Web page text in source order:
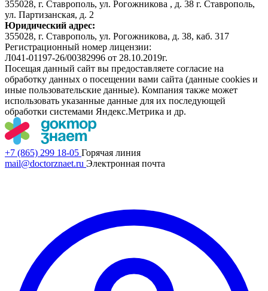
355028, г. Ставрополь, ул. Рогожникова , д. 38 г. Ставрополь,
ул. Партизанская, д. 2
Юридический адрес:
355028, г. Ставрополь, ул. Рогожникова, д. 38, каб. 317
Регистрационный номер лицензии:
Л041-01197-26/00382996 от 28.10.2019г.
Посещая данный сайт вы предоставляете согласие на
обработку данных о посещении вами сайта (данные cookies и
иные пользовательские данные). Компания также может
использовать указанные данные для их последующей
обработки системами Яндекс.Метрика и др.
+7 (865) 299 18-05 Горячая линия
mail@doctorznaet.ru Электронная почта